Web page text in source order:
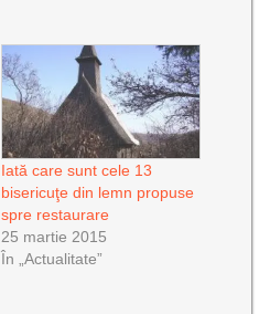
Iată care sunt cele 13
bisericuţe din lemn propuse
spre restaurare
25 martie 2015
În „Actualitate”